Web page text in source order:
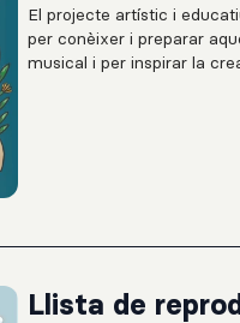
El projecte artístic i
per conèixer i preparar
musical i per inspirar la
Llista de